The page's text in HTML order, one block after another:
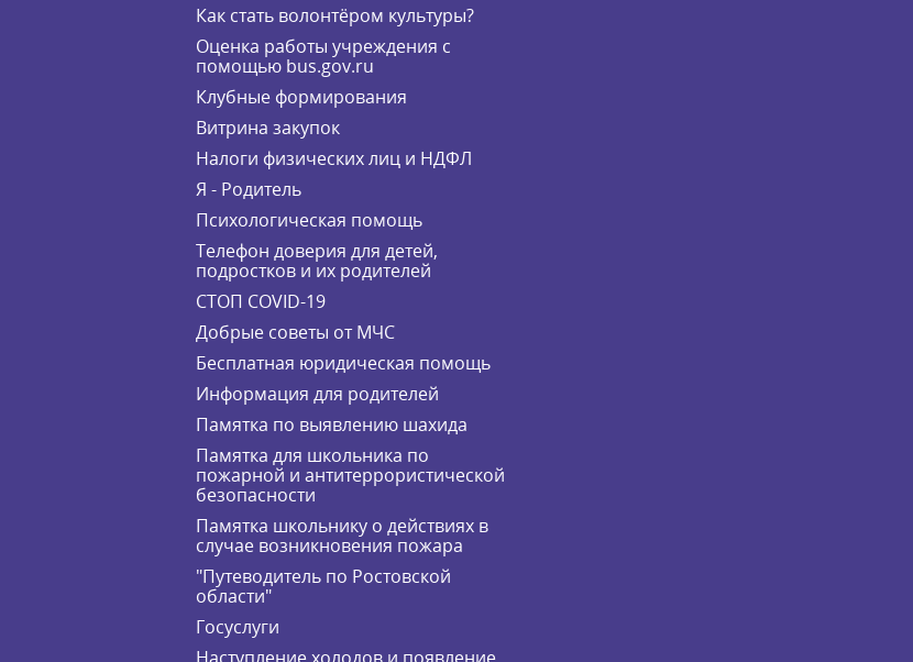
Как стать волонтёром культуры?
Оценка работы учреждения с
помощью bus.gov.ru
Клубные формирования
Витрина закупок
Налоги физических лиц и НДФЛ
Я - Родитель
Психологическая помощь
Телефон доверия для детей,
подростков и их родителей
СТОП COVID-19
Добрые советы от МЧС
Бесплатная юридическая помощь
Информация для родителей
Памятка по выявлению шахида
Памятка для школьника по
пожарной и антитеррористической
безопасности
Памятка школьнику о действиях в
случае возникновения пожара
"Путеводитель по Ростовской
области"
Госуслуги